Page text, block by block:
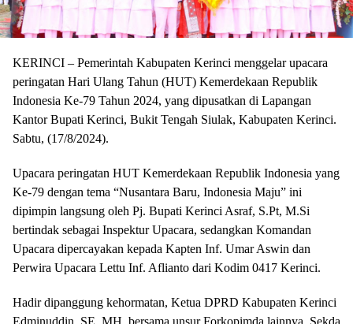
KERINCI – Pemerintah Kabupaten Kerinci menggelar upacara
peringatan Hari Ulang Tahun (HUT) Kemerdekaan Republik
Indonesia Ke-79 Tahun 2024, yang dipusatkan di Lapangan
Kantor Bupati Kerinci, Bukit Tengah Siulak, Kabupaten Kerinci.
Sabtu, (17/8/2024).
Upacara peringatan HUT Kemerdekaan Republik Indonesia yang
Ke-79 dengan tema “Nusantara Baru, Indonesia Maju” ini
dipimpin langsung oleh Pj. Bupati Kerinci Asraf, S.Pt, M.Si
bertindak sebagai Inspektur Upacara, sedangkan Komandan
Upacara dipercayakan kepada Kapten Inf. Umar Aswin dan
Perwira Upacara Lettu Inf. Aflianto dari Kodim 0417 Kerinci.
Hadir dipanggung kehormatan, Ketua DPRD Kabupaten Kerinci
Edminuddin, SE, MH, bersama unsur Forkopimda lainnya, Sekda